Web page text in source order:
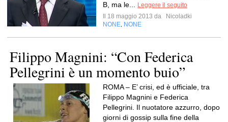
B, ma le...
Leggere il seguito
Il 18 maggio 2013 da
Nicoladki
NONE NONE
Filippo Magnini: “Con Federica
Pellegrini è un momento buio”
ROMA – E’ crisi, ed è ufficiale, tra
Filippo Magnini e Federica
Pellegrini. Il nuotatore azzurro, dopo
giorni di gossip sulla fine della